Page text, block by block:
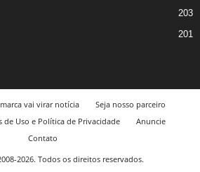
203
201
vai virar notícia
Seja nosso parceiro
de Uso e Política de Privacidade
Anuncie
Contato
2026. Todos os direitos reservados.